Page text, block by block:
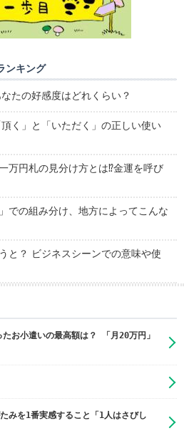
ンキング
なたの好感度はどれくらい？
く」と「いただく」の正しい使い
万円札の見分け方とは⁉金運を呼び
での組み分け、地方によってこんな
と？ ビジネスシーンでの意味や使
お小遣いの最高額は？ 「月20万円」
みを1番実感すること「1人はさびし